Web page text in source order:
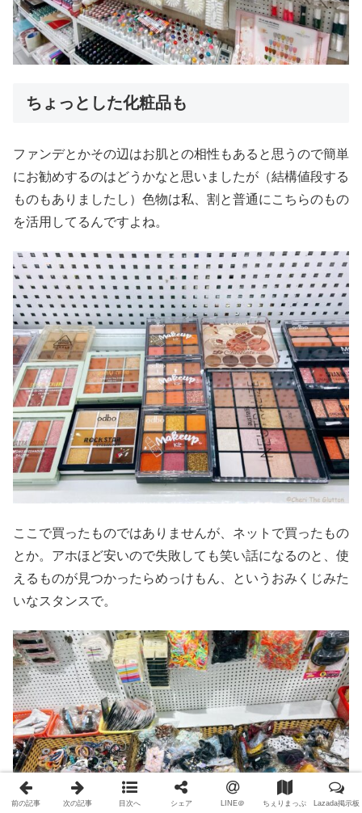
ちょっとした化粧品も
ファンデとかその辺はお肌との相性もあると思うので簡単
にお勧めするのはどうかなと思いましたが（結構値段する
ものもありましたし）色物は私、割と普通にこちらのもの
を活用してるんですよね。
ここで買ったものではありませんが、ネットで買ったもの
とか。アホほど安いので失敗しても笑い話になるのと、使
えるものが見つかったらめっけもん、というおみくじみた
いなスタンスで。
前の記事 次の記事 目次へ シェア LINE＠ ちぇりまっぷ Lazada掲示板